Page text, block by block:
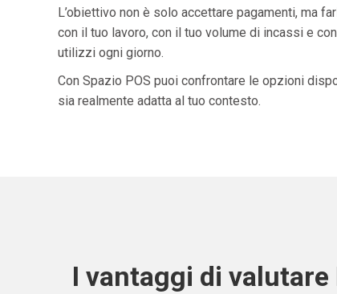
L’obiettivo non è solo accettare pagamenti, ma
con il tuo lavoro, con il tuo volume di incassi e
utilizzi ogni giorno.
Con Spazio POS puoi confrontare le opzioni
sia realmente adatta al tuo contesto.
I vantaggi di valutare